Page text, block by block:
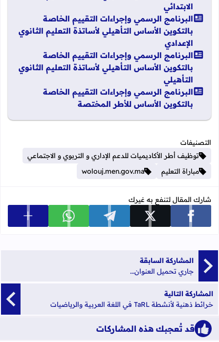
الابتدائي
البرنامج الرسمي وإجراءات التقييم الخاصة
بالتكوين الأساس التأهيلي لأساتذة التعليم الثانوي
الإعدادي
البرنامج الرسمي وإجراءات التقييم الخاصة
بالتكوين الأساس التأهيلي لأساتذة التعليم الثانوي
التأهيلي
البرنامج الرسمي وإجراءات التقييم الخاصة
بالتكوين الأساس للأطر المختصة
التصنيفات
توظيف أطر الأكاديميات للدعم الإداري و التربوي و الاجتماعي
مباراة التعليم
wolouj.men.gov.ma
شارك المقال لتنفع به غيرك
شارك على facebook شارك على x شارك على telegram شارك على whatsapp عرض
المشاركة السابقة
جاري تحميل العنوان...
المشاركة التالية
خرائط ذهنية لأنشطة TaRL في اللغة العربية والرياضيات
قد تُعجبك هذه المشاركات